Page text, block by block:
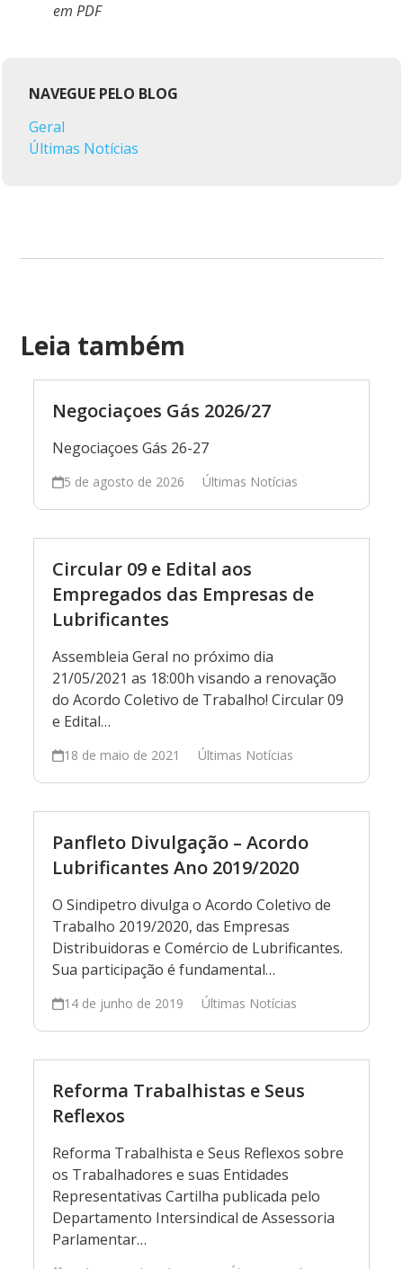
em PDF
NAVEGUE PELO BLOG
Geral
Últimas Notícias
Leia também
Negociaçoes Gás 2026/27
Negociaçoes Gás 26-27
5 de agosto de 2026 Últimas Notícias
Circular 09 e Edital aos
Empregados das Empresas de
Lubrificantes
Assembleia Geral no próximo dia
21/05/2021 as 18:00h visando a renovação
do Acordo Coletivo de Trabalho! Circular 09
e Edital…
18 de maio de 2021 Últimas Notícias
Panfleto Divulgação – Acordo
Lubrificantes Ano 2019/2020
O Sindipetro divulga o Acordo Coletivo de
Trabalho 2019/2020, das Empresas
Distribuidoras e Comércio de Lubrificantes.
Sua participação é fundamental…
14 de junho de 2019 Últimas Notícias
Reforma Trabalhistas e Seus
Reflexos
Reforma Trabalhista e Seus Reflexos sobre
os Trabalhadores e suas Entidades
Representativas Cartilha publicada pelo
Departamento Intersindical de Assessoria
Parlamentar…